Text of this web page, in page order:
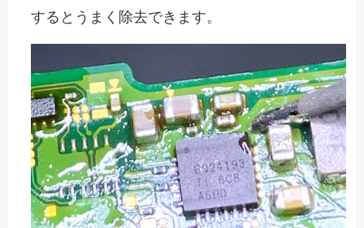
するとうまく除去できます。